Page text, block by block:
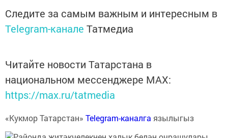
Следите за самым важным и интересным в
Telegram-канале Татмедиа
Читайте новости Татарстана в
национальном мессенджере MАХ:
https://max.ru/tatmedia
«Кукмор Татарстан» Telegram-каналга язылыгыз